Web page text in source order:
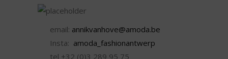
email: annikvanhove@amoda.be
Insta: amoda_fashionantwerp
tel +32 (0)3 289 95 75